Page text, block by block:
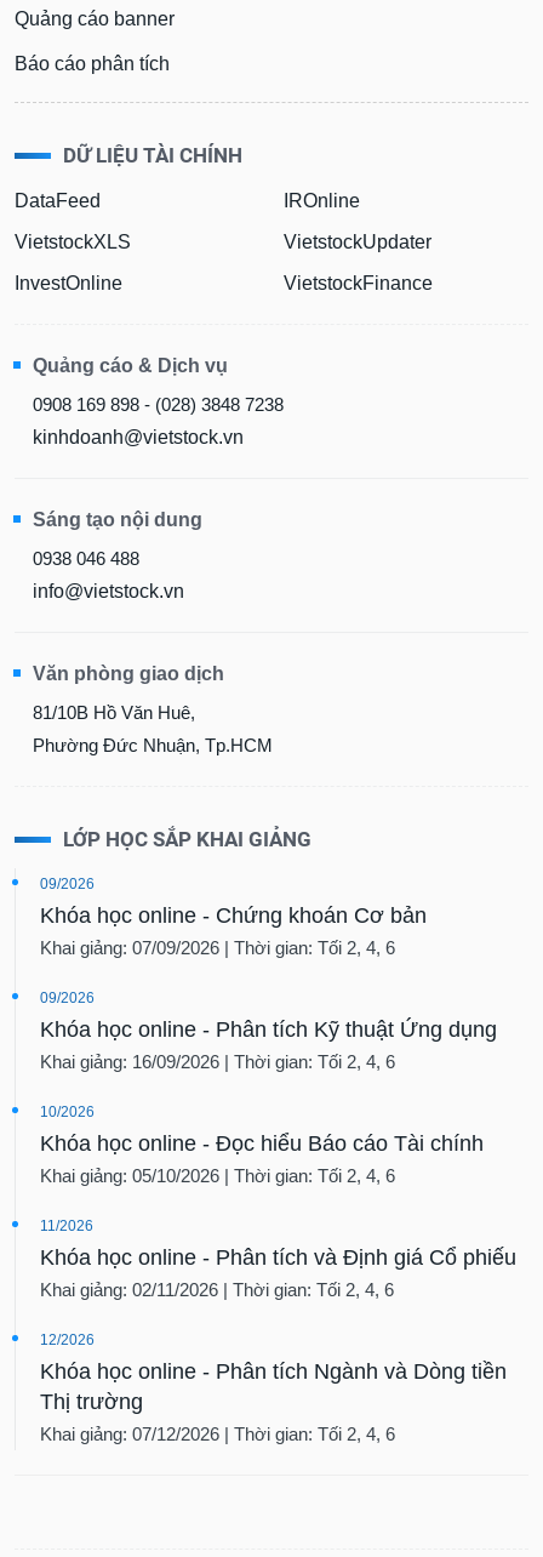
Quảng cáo banner
Báo cáo phân tích
DỮ LIỆU TÀI CHÍNH
DataFeed
VietstockXLS
InvestOnline
IROnline
VietstockUpdater
VietstockFinance
Quảng cáo & Dịch vụ
0908 169 898 - (028) 3848 7238
kinhdoanh@vietstock.vn
Sáng tạo nội dung
0938 046 488
info@vietstock.vn
Văn phòng giao dịch
81/10B Hồ Văn Huê,
Phường Đức Nhuận, Tp.HCM
LỚP HỌC SẮP KHAI GIẢNG
09/2026
Khóa học online - Chứng khoán Cơ bản
Khai giảng: 07/09/2026 | Thời gian: Tối 2, 4, 6
09/2026
Khóa học online - Phân tích Kỹ thuật Ứng dụng
Khai giảng: 16/09/2026 | Thời gian: Tối 2, 4, 6
10/2026
Khóa học online - Đọc hiểu Báo cáo Tài chính
Khai giảng: 05/10/2026 | Thời gian: Tối 2, 4, 6
11/2026
Khóa học online - Phân tích và Định giá Cổ phiếu
Khai giảng: 02/11/2026 | Thời gian: Tối 2, 4, 6
12/2026
Khóa học online - Phân tích Ngành và Dòng tiền
Thị trường
Khai giảng: 07/12/2026 | Thời gian: Tối 2, 4, 6